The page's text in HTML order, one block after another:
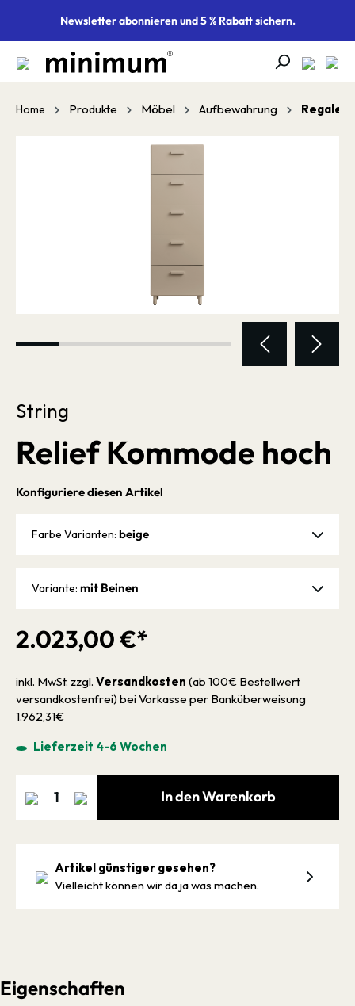
springenNewsletter abonnieren und 5 % Rabatt sichern.
Home Produkte Möbel Aufbewahrung Regale
Bildergalerie überspringen
String
Relief Kommode hoch
2.023,00 €*
inkl. MwSt. zzgl. Versandkosten (ab 100€ Bestellwert
versandkostenfrei) bei Vorkasse per Banküberweisung
1.962,31€
Lieferzeit 4-6 Wochen
Konfiguriere diesen Artikel
Farbe Varianten: beige
Variante: mit Beinen
In den Warenkorb
Artikel günstiger gesehen?
Vielleicht können wir da ja was machen.
Eigenschaften